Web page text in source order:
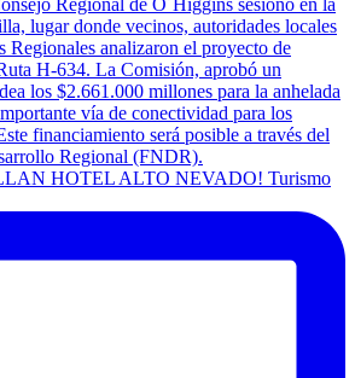
HOTEL ALTO NEVADO! Turismo